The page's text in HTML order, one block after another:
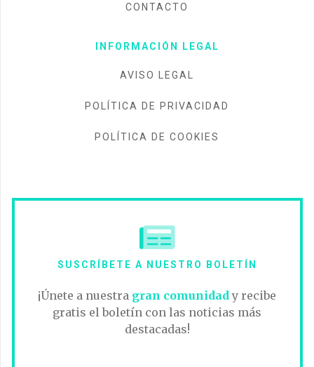
CONTACTO
INFORMACIÓN LEGAL
AVISO LEGAL
POLÍTICA DE PRIVACIDAD
POLÍTICA DE COOKIES
SUSCRÍBETE A NUESTRO BOLETÍN
¡Únete a nuestra gran comunidad y recibe
gratis el boletín con las noticias más
destacadas!